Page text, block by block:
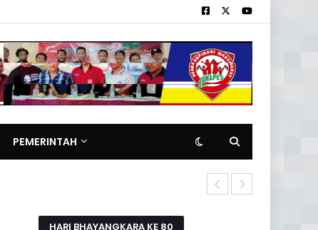
PEMERINTAH
HARI BHAYANGKARA KE 80